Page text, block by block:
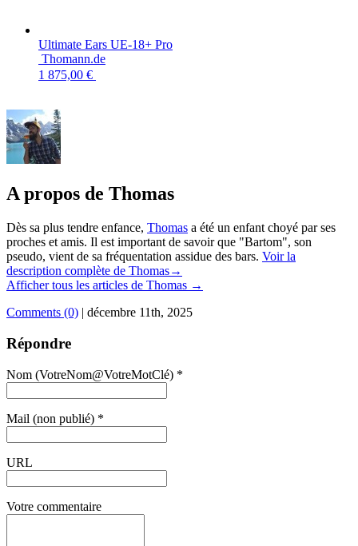
Ultimate Ears UE-18+ Pro
1 875,00 €
A propos de Thomas
Dès sa plus tendre enfance, Thomas a été un enfant choyé par ses
proches et amis. Il est important de savoir que "Bartom", son
pseudo, vient de sa fréquentation assidue des bars. Voir la
description complète de Thomas→
Afficher tous les articles de Thomas →
Comments (0) | décembre 11th, 2025
Répondre
Nom (VotreNom@VotreMotClé) *
Mail (non publié) *
URL
Votre commentaire